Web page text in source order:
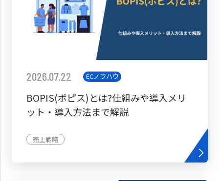
2026.07.22 ECノウハウ
BOPIS(ボピス)とは?仕組みや導入メリ
ット・導入方法まで解説
売上戦略